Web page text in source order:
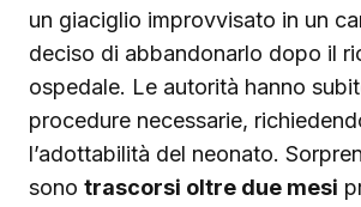
un giaciglio improvvisato in un
deciso di abbandonarlo dopo il
ospedale. Le autorità hanno
procedure necessarie,
l’adottabilità del neonato.
sono trascorsi oltre due mesi